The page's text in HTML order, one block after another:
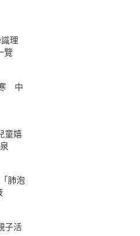
理
覽
寒 中
童嬉
肺泡
子活